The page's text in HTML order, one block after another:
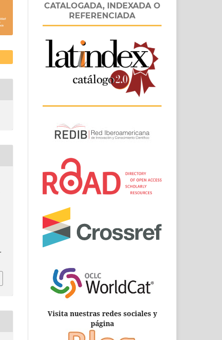
CATALOGADA, INDEXADA O
REFERENCIADA
Visita nuestras redes sociales y
página